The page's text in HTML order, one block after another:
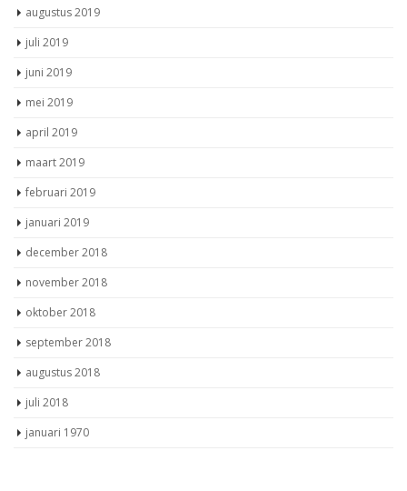
augustus 2019
juli 2019
juni 2019
mei 2019
april 2019
maart 2019
februari 2019
januari 2019
december 2018
november 2018
oktober 2018
september 2018
augustus 2018
juli 2018
januari 1970